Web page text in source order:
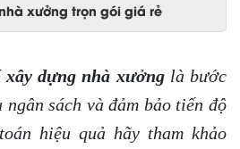
xưởng trọn gói giá rẻ
xây dựng nhà xưởng là bước
sách và đảm bảo tiến độ
hiệu quả hãy tham khảo